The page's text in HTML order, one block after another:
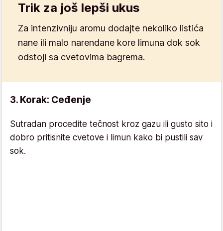
Trik za još lepši ukus
Za intenzivniju aromu dodajte nekoliko listića
nane ili malo narendane kore limuna dok sok
odstoji sa cvetovima bagrema.
3. Korak: Ceđenje
Sutradan procedite tečnost kroz gazu ili gusto sito i
dobro pritisnite cvetove i limun kako bi pustili sav
sok.